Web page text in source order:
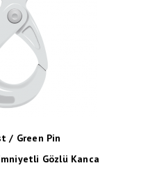
/ Green Pin
Gözlü Kanca